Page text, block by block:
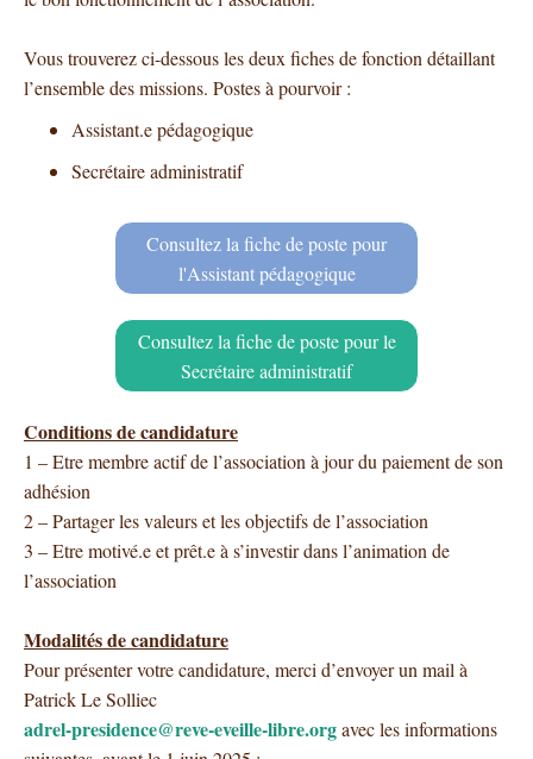
Vous trouverez ci-dessous les deux fiches de fonction détaillant
l’ensemble des missions. Postes à pourvoir :
Assistant.e pédagogique
Secrétaire administratif
Consultez la fiche de poste pour
l'Assistant pédagogique
Consultez la fiche de poste pour le
Secrétaire administratif
Conditions decandidature
1 – Etre membre actif de l’association à jour du paiement de son
adhésion
2 – Partager les valeurs et les objectifs de l’association
3 – Etre motivé.e et prêt.e à s’investir dans l’animation de
l’association
Modalités decandidature
Pour présenter votrecandidature, merci d’envoyer un mail à
Patrick Le Solliec
adrel-presidence@reve-eveille-libre.orgavec les informations